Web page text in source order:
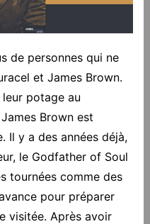
de personnes qui ne
et James Brown.
leur potage au
Brown est
Il y a des années déjà,
le Godfather of Soul
tournées comme des
pour préparer
visitée. Après avoir